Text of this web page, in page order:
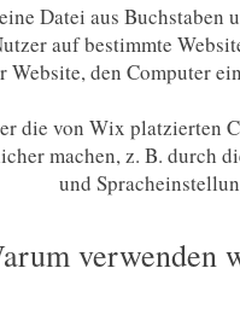
Datei aus Buchstaben
auf bestimmte
Website, den Computer
die von Wix platzierten
machen, z. B. durch
und
verwenden